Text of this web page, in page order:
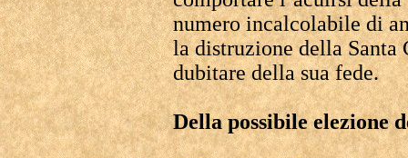
numero incalcolabile di
la distruzione della Santa
dubitare della sua fede.
Della possibile elezione